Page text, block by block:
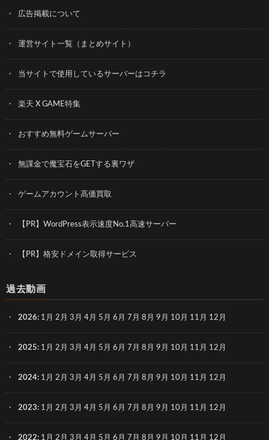
広告掲載について
運営サイト一覧（まとめサイト）
当サイトで使用しているサーバーはコチラ
楽天 X GAME特集
おすすめ無料ゲームサーバー
無課金で魔宝石をGETする裏ワザ
ゲームアカウント高価買取
【PR】WordPress表示速度No.1高速サーバー
【PR】格安ドメイン取得サービス
過去動画
2026: 1月 2月 3月 4月 5月 6月 7月 8月 9月 10月 11月 12月
2025: 1月 2月 3月 4月 5月 6月 7月 8月 9月 10月 11月 12月
2024: 1月 2月 3月 4月 5月 6月 7月 8月 9月 10月 11月 12月
2023: 1月 2月 3月 4月 5月 6月 7月 8月 9月 10月 11月 12月
2022: 1月 2月 3月 4月 5月 6月 7月 8月 9月 10月 11月 12月